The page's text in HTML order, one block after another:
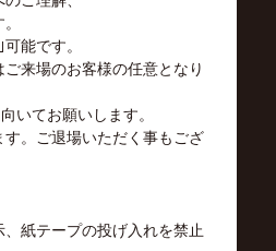
能です。
来場のお客様の任意となり
いてお願いします。
す。ご退場いただく事もござ
、紙テープの投げ入れを禁止